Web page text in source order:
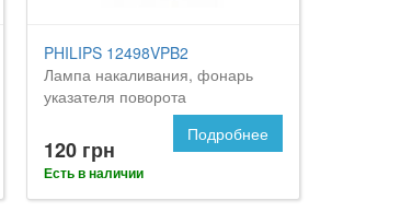
PHILIPS 12498VPB2
Лампа накаливания, фонарь
указателя поворота
120 грн
Есть в наличии
Подробнее